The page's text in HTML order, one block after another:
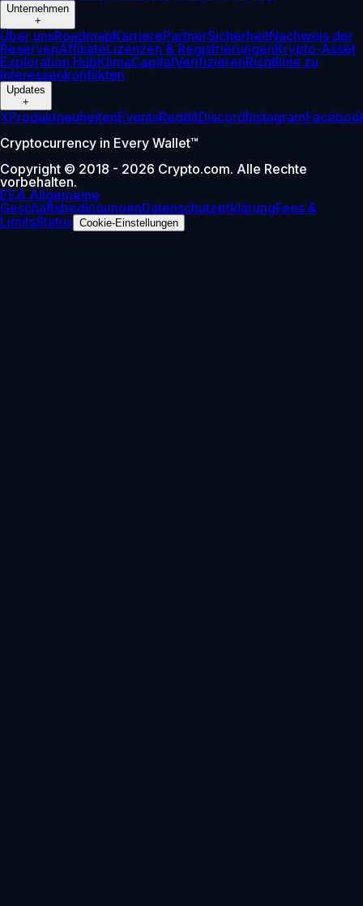
Unternehmen
+
Über unsRoadmapKarrierePartnerSicherheitNachweis der
ReservenAffiliateLizenzen & RegistrierungenKrypto-Asset
Exploration HubKlimaCapitalVerifizierenRichtlinie zu
Interessenkonflikten
Updates
+
XProduktneuheitenEventsRedditDiscordInstagram
Cryptocurrency in Every Wallet™
Copyright © 2018 - 2026 Crypto.com. Alle Rechte
vorbehalten.
EEA Allgemeine
GeschäftsbedingungenDatenschutzerklärungFees &
LimitsStatus Cookie-Einstellungen